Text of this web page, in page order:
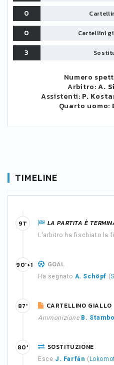
0
0
Cartellini
3
Numero
Arbitro:A.
Assistenti: P.
Quarto uomo:
TIMELINE
LA PARTITA È
L'arbitro ha fischiato la
91'
GOAL
Ha segnato A. Schöpf (
90'+1
CARTELLINO GIALLO
Ammonizione B.
87'
SOSTITUZIONE
Esce J. Farfán (
80'